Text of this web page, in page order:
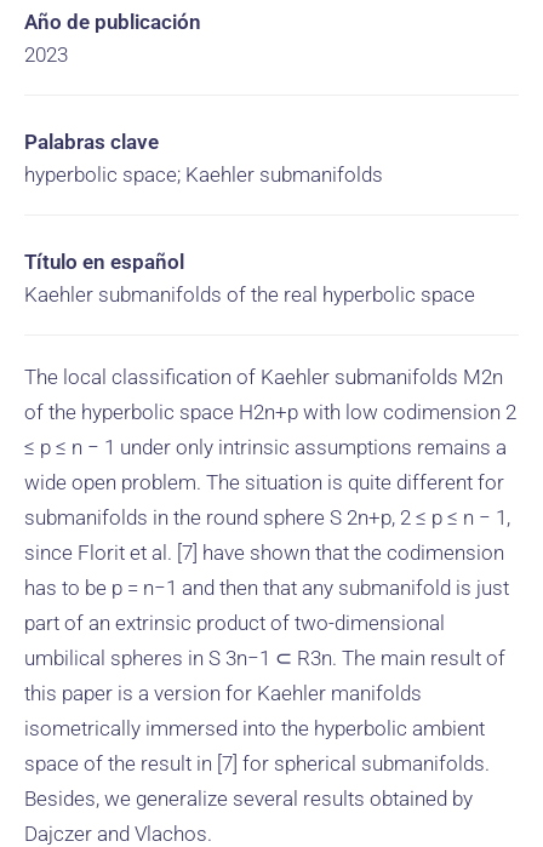
Año de publicación
2023
Palabras clave
hyperbolic space; Kaehler submanifolds
Título en español
Kaehler submanifolds of the real hyperbolic space
The local classification of Kaehler submanifolds M2n
of the hyperbolic space H2n+p with low codimension 2
≤ p ≤ n − 1 under only intrinsic assumptions remains a
wide open problem. The situation is quite different for
submanifolds in the round sphere S 2n+p, 2 ≤ p ≤ n − 1,
since Florit et al. [7] have shown that the codimension
has to be p = n−1 and then that any submanifold is just
part of an extrinsic product of two-dimensional
umbilical spheres in S 3n−1 ⊂ R3n. The main result of
this paper is a version for Kaehler manifolds
isometrically immersed into the hyperbolic ambient
space of the result in [7] for spherical submanifolds.
Besides, we generalize several results obtained by
Dajczer and Vlachos.